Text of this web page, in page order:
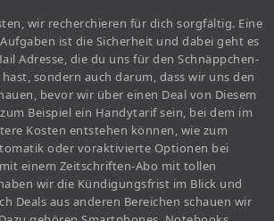
wir recherchieren für dich sorgfältig. Eine
ist die Sicherheit und dabei geht es
Adresse, die du uns für den Schnäppchen-
sondern auch darum, dass wir uns den
bevor wir über einen Deal von Diesem
Beispiel ein Handytarif sein, bei dem im
Kosten entstehen können, wie zum
oder voraktivierte Optionen bei
einem Zeitschriften-Abo mit tollen
wir die Kündigungsfrist im Blick und
Deals aus anderen Bereichen schauen wir